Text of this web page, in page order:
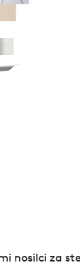
nosilci za